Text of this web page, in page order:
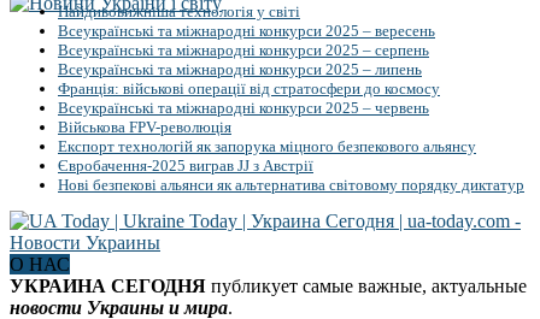
Найдивовижніша технологія у світі
Всеукраїнські та міжнародні конкурси 2025 – вересень
Всеукраїнські та міжнародні конкурси 2025 – серпень
Всеукраїнські та міжнародні конкурси 2025 – липень
Франція: військові операції від стратосфери до космосу
Всеукраїнські та міжнародні конкурси 2025 – червень
Військова FPV-революція
Експорт технологій як запорука міцного безпекового альянсу
Євробачення-2025 виграв JJ з Австрії
Нові безпекові альянси як альтернатива світовому порядку диктатур
О НАС
УКРАИНА СЕГОДНЯ публикует самые важные, актуальные
новости Украины и мира.